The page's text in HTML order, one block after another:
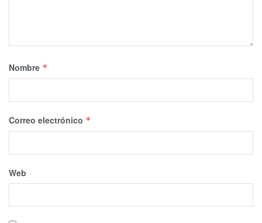
Nombre *
Correo electrónico *
Web